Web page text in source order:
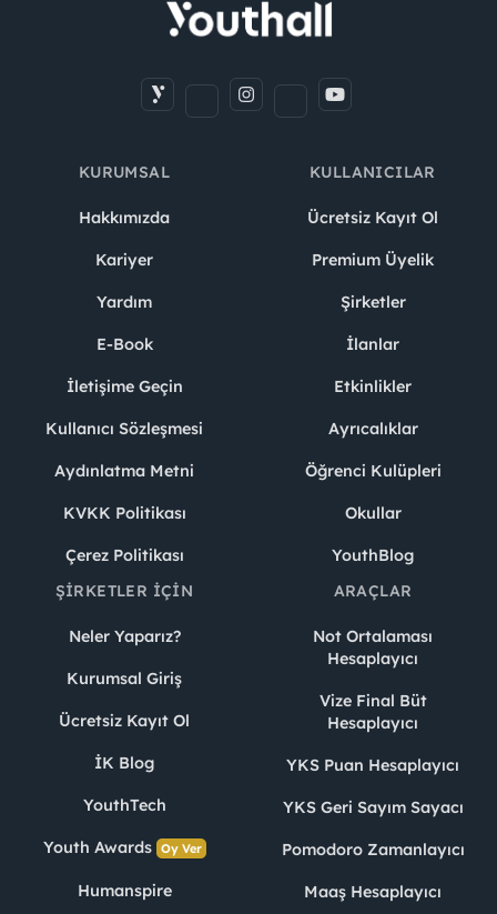
KURUMSAL
Hakkımızda
Kariyer
Yardım
E-Book
İletişime Geçin
Kullanıcı Sözleşmesi
Aydınlatma Metni
KVKK Politikası
Çerez Politikası
KULLANICILAR
Ücretsiz Kayıt Ol
Premium Üyelik
Şirketler
İlanlar
Etkinlikler
Ayrıcalıklar
Öğrenci Kulüpleri
Okullar
YouthBlog
ŞIRKETLER İÇIN
Neler Yaparız?
Kurumsal Giriş
Ücretsiz Kayıt Ol
İK Blog
YouthTech
Youth Awards Oy Ver
Humanspire
ARAÇLAR
Not Ortalaması
Hesaplayıcı
Vize Final Büt
Hesaplayıcı
YKS Puan Hesaplayıcı
YKS Geri Sayım Sayacı
Pomodoro Zamanlayıcı
Maaş Hesaplayıcı